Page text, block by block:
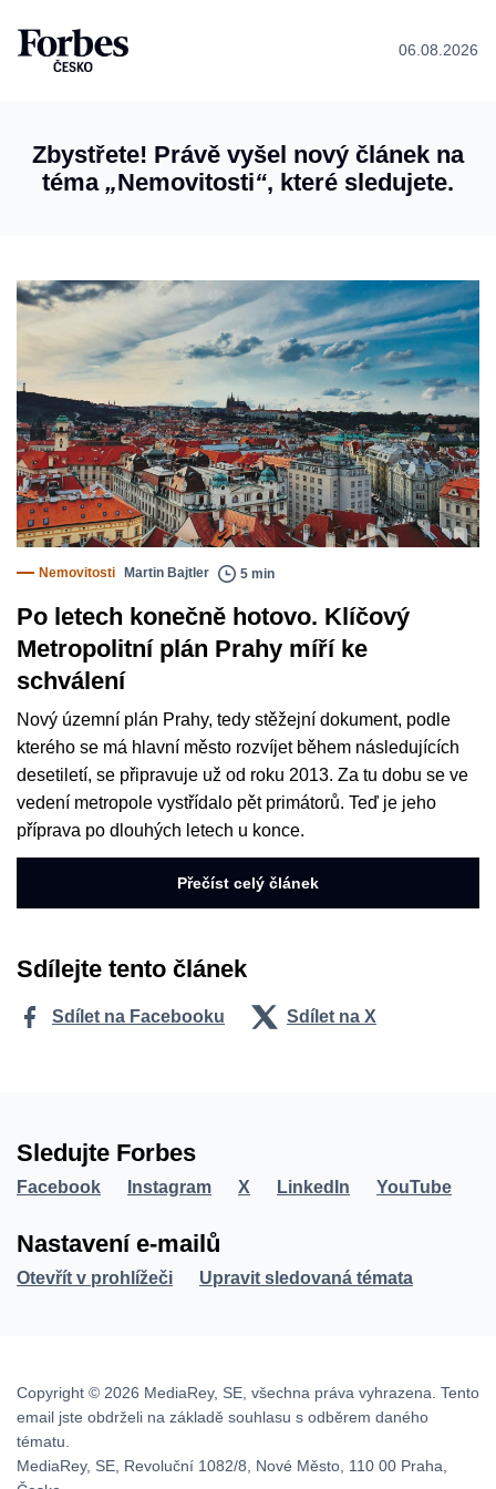
06.08.2026
Zbystřete! Právě vyšel nový článek na
téma „Nemovitosti“, které sledujete.
Nemovitosti Martin Bajtler 5 min
Po letech konečně hotovo. Klíčový
Metropolitní plán Prahy míří ke
schválení
Nový územní plán Prahy, tedy stěžejní dokument, podle
kterého se má hlavní město rozvíjet během následujících
desetiletí, se připravuje už od roku 2013. Za tu dobu se ve
vedení metropole vystřídalo pět primátorů. Teď je jeho
příprava po dlouhých letech u konce.
Přečíst celý článek
Sdílejte tento článek
Sdílet na Facebooku Sdílet na X
Sledujte Forbes
Facebook Instagram X LinkedIn YouTube
Nastavení e-mailů
Otevřít v prohlížeči Upravit sledovaná témata
Copyright © 2026 MediaRey, SE, všechna práva vyhrazena. Tento
email jste obdrželi na základě souhlasu s odběrem daného
tématu.
MediaRey, SE, Revoluční 1082/8, Nové Město, 110 00 Praha,